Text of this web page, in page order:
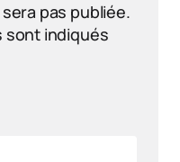
pas publiée.
sont indiqués